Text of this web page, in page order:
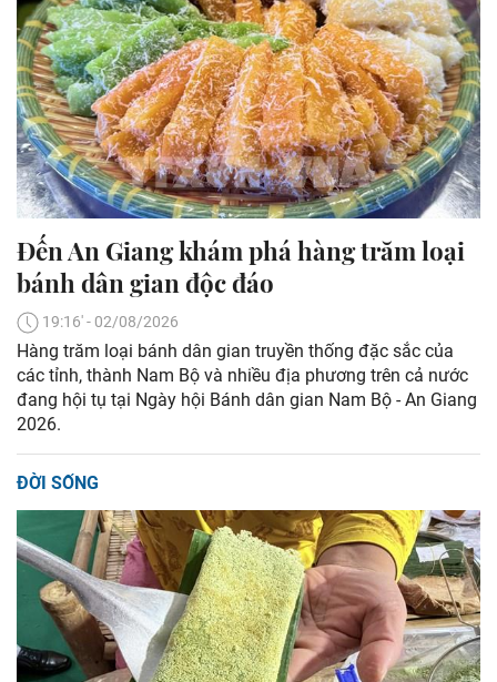
Đến An Giang khám phá hàng trăm loại
bánh dân gian độc đáo
19:16' - 02/08/2026
Hàng trăm loại bánh dân gian truyền thống đặc sắc của
các tỉnh, thành Nam Bộ và nhiều địa phương trên cả nước
đang hội tụ tại Ngày hội Bánh dân gian Nam Bộ - An Giang
2026.
ĐỜI SỐNG